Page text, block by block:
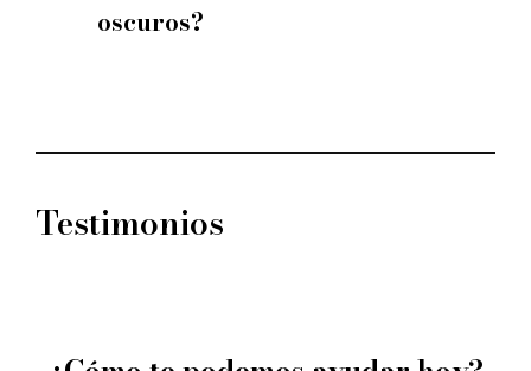
oscuros?
Testimonios